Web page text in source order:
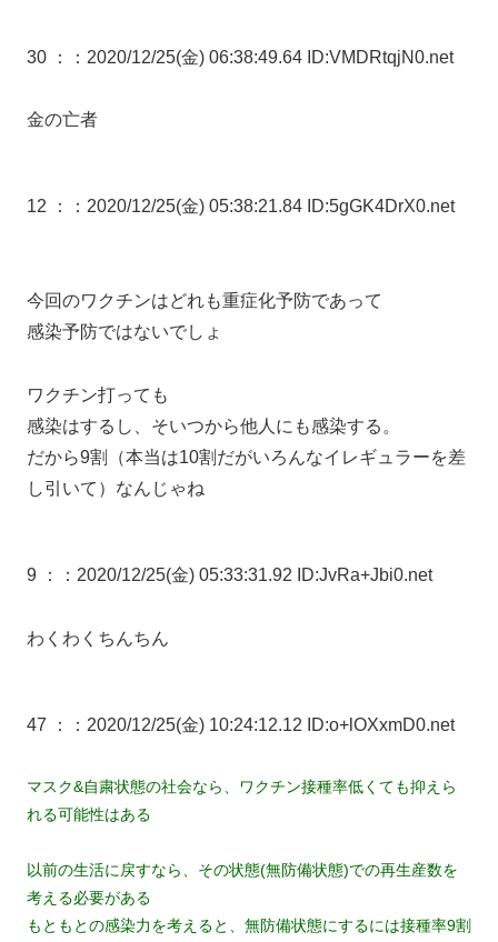
30 ： ：2020/12/25(金) 06:38:49.64 ID:VMDRtqjN0.net
金の亡者
12 ： ：2020/12/25(金) 05:38:21.84 ID:5gGK4DrX0.net
今回のワクチンはどれも重症化予防であって
感染予防ではないでしょ
ワクチン打っても
感染はするし、そいつから他人にも感染する。
だから9割（本当は10割だがいろんなイレギュラーを差
し引いて）なんじゃね
9 ： ：2020/12/25(金) 05:33:31.92 ID:JvRa+Jbi0.net
わくわくちんちん
47 ： ：2020/12/25(金) 10:24:12.12 ID:o+lOXxmD0.net
マスク&自粛状態の社会なら、ワクチン接種率低くても抑えら
れる可能性はある
以前の生活に戻すなら、その状態(無防備状態)での再生産数を
考える必要がある
もともとの感染力を考えると、無防備状態にするには接種率9割